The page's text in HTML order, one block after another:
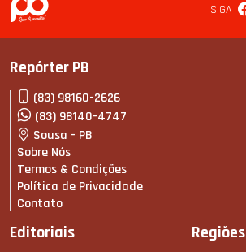
SIGA
Repórter PB
(83) 98160-2626
(83) 98140-4747
Sousa - PB
Sobre Nós
Termos & Condições
Política de Privacidade
Contato
Editoriais Regiões